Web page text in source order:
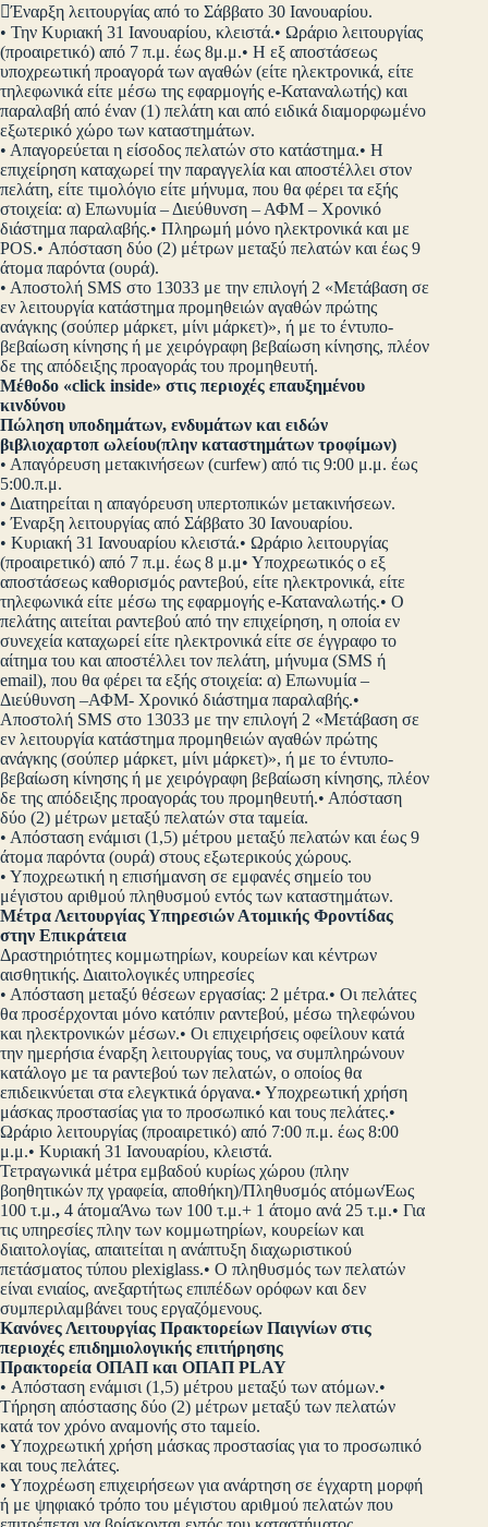
Έναρξη λειτουργίας από το Σάββατο 30 Ιανουαρίου.
• Την Κυριακή 31 Ιανουαρίου, κλειστά.• Ωράριο λειτουργίας
(προαιρετικό) από 7 π.μ. έως 8μ.μ.• Η εξ αποστάσεως
υποχρεωτική προαγορά των αγαθών (είτε ηλεκτρονικά, είτε
τηλεφωνικά είτε μέσω της εφαρμογής e-Καταναλωτής) και
παραλαβή από έναν (1) πελάτη και από ειδικά διαμορφωμένο
εξωτερικό χώρο των καταστημάτων.
• Απαγορεύεται η είσοδος πελατών στο κατάστημα.• Η
επιχείρηση καταχωρεί την παραγγελία και αποστέλλει στον
πελάτη, είτε τιμολόγιο είτε μήνυμα, που θα φέρει τα εξής
στοιχεία: α) Επωνυμία – Διεύθυνση – ΑΦΜ – Χρονικό
διάστημα παραλαβής.• Πληρωμή μόνο ηλεκτρονικά και με
POS.• Απόσταση δύο (2) μέτρων μεταξύ πελατών και έως 9
άτομα παρόντα (ουρά).
• Αποστολή SMS στο 13033 με την επιλογή 2 «Μετάβαση σε
εν λειτουργία κατάστημα προμηθειών αγαθών πρώτης
ανάγκης (σούπερ μάρκετ, μίνι μάρκετ)», ή με το έντυπο-
βεβαίωση κίνησης ή με χειρόγραφη βεβαίωση κίνησης, πλέον
δε της απόδειξης προαγοράς του προμηθευτή.
Μέθοδο «click inside» στις περιοχές επαυξημένου
κινδύνου
Πώληση υποδημάτων, ενδυμάτων και ειδών
βιβλιοχαρτοπ ωλείου(πλην καταστημάτων τροφίμων)
• Απαγόρευση μετακινήσεων (curfew) από τις 9:00 μ.μ. έως
5:00.π.μ.
• Διατηρείται η απαγόρευση υπερτοπικών μετακινήσεων.
• Έναρξη λειτουργίας από Σάββατο 30 Ιανουαρίου.
• Κυριακή 31 Ιανουαρίου κλειστά.• Ωράριο λειτουργίας
(προαιρετικό) από 7 π.μ. έως 8 μ.μ• Υποχρεωτικός ο εξ
αποστάσεως καθορισμός ραντεβού, είτε ηλεκτρονικά, είτε
τηλεφωνικά είτε μέσω της εφαρμογής e-Καταναλωτής.• Ο
πελάτης αιτείται ραντεβού από την επιχείρηση, η οποία εν
συνεχεία καταχωρεί είτε ηλεκτρονικά είτε σε έγγραφο το
αίτημα του και αποστέλλει τον πελάτη, μήνυμα (SMS ή
email), που θα φέρει τα εξής στοιχεία: α) Επωνυμία –
Διεύθυνση –ΑΦΜ- Χρονικό διάστημα παραλαβής.•
Αποστολή SMS στο 13033 με την επιλογή 2 «Μετάβαση σε
εν λειτουργία κατάστημα προμηθειών αγαθών πρώτης
ανάγκης (σούπερ μάρκετ, μίνι μάρκετ)», ή με το έντυπο-
βεβαίωση κίνησης ή με χειρόγραφη βεβαίωση κίνησης, πλέον
δε της απόδειξης προαγοράς του προμηθευτή.• Απόσταση
δύο (2) μέτρων μεταξύ πελατών στα ταμεία.
• Απόσταση ενάμισι (1,5) μέτρου μεταξύ πελατών και έως 9
άτομα παρόντα (ουρά) στους εξωτερικούς χώρους.
• Υποχρεωτική η επισήμανση σε εμφανές σημείο του
μέγιστου αριθμού πληθυσμού εντός των καταστημάτων.
Μέτρα Λειτουργίας Υπηρεσιών Ατομικής Φροντίδας
στην Επικράτεια
Δραστηριότητες κομμωτηρίων, κουρείων και κέντρων
αισθητικής. Διαιτολογικές υπηρεσίες
• Απόσταση μεταξύ θέσεων εργασίας: 2 μέτρα.• Οι πελάτες
θα προσέρχονται μόνο κατόπιν ραντεβού, μέσω τηλεφώνου
και ηλεκτρονικών μέσων.• Οι επιχειρήσεις οφείλουν κατά
την ημερήσια έναρξη λειτουργίας τους, να συμπληρώνουν
κατάλογο με τα ραντεβού των πελατών, ο οποίος θα
επιδεικνύεται στα ελεγκτικά όργανα.• Υποχρεωτική χρήση
μάσκας προστασίας για το προσωπικό και τους πελάτες.•
Ωράριο λειτουργίας (προαιρετικό) από 7:00 π.μ. έως 8:00
μ.μ.• Κυριακή 31 Ιανουαρίου, κλειστά.
Τετραγωνικά μέτρα εμβαδού κυρίως χώρου (πλην
βοηθητικών πχ γραφεία, αποθήκη)/Πληθυσμός ατόμωνΈως
100 τ.μ., 4 άτομαΆνω των 100 τ.μ.+ 1 άτομο ανά 25 τ.μ.• Για
τις υπηρεσίες πλην των κομμωτηρίων, κουρείων και
διαιτολογίας, απαιτείται η ανάπτυξη διαχωριστικού
πετάσματος τύπου plexiglass.• Ο πληθυσμός των πελατών
είναι ενιαίος, ανεξαρτήτως επιπέδων ορόφων και δεν
συμπεριλαμβάνει τους εργαζόμενους.
Κανόνες Λειτουργίας Πρακτορείων Παιγνίων στις
περιοχές επιδημιολογικής επιτήρησης
Πρακτορεία ΟΠΑΠ και ΟΠΑΠ PLAY
• Απόσταση ενάμισι (1,5) μέτρου μεταξύ των ατόμων.•
Τήρηση απόστασης δύο (2) μέτρων μεταξύ των πελατών
κατά τον χρόνο αναμονής στο ταμείο.
• Υποχρεωτική χρήση μάσκας προστασίας για το προσωπικό
και τους πελάτες.
• Υποχρέωση επιχειρήσεων για ανάρτηση σε έγχαρτη μορφή
ή με ψηφιακό τρόπο του μέγιστου αριθμού πελατών που